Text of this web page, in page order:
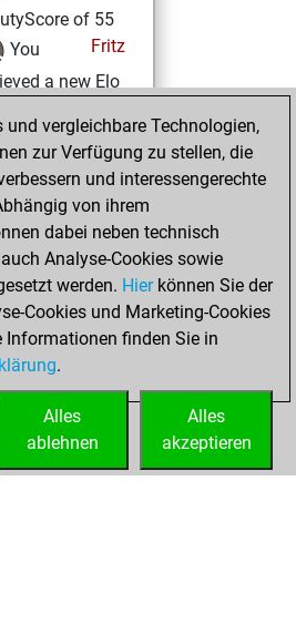
of 55
Fritz
You
a new Elo
You created
Fritz account
26,
You played 2
games
Play
You scored +0
2 in blitz
und vergleichbare Technologien,
zur Verfügung zu stellen, die
und interessengerechte
von ihrem
dabei neben technisch
Analyse-Cookies sowie
werden. Hierkönnen Sie der
Cookies und Marketing-Cookies
Informationen finden Sie in
.
Alles
akzeptieren
Alles
ablehnen